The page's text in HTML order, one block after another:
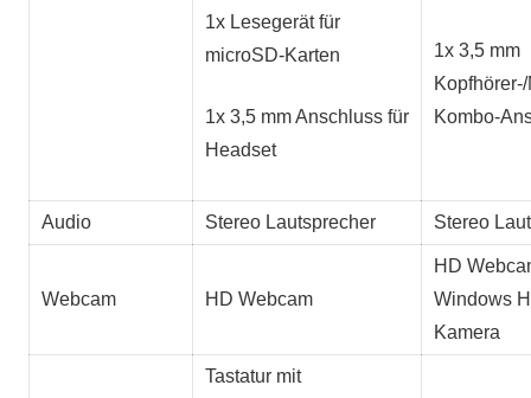
1x Lesegerät für
microSD-Karten
1x 3,5 mm Anschluss für
Headset
1x 3,5 mm
Kombo-
Audio Stereo Lautsprecher Stereo
Webcam HD Webcam
HD
Windows
Kamera
Tastatur mit